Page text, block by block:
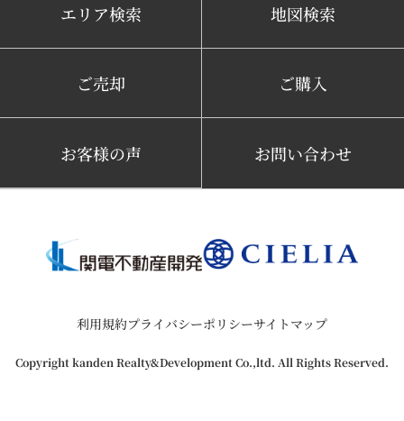
エリア検索 地図検索
ご売却 ご購入
お客様の声 お問い合わせ
利用規約プライバシーポリシーサイトマップ
Copyright kanden Realty&Development Co.,ltd. All Rights Reserved.